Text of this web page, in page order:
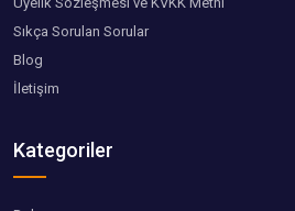
Sıkça Sorulan Sorular
Blog
İletişim
Kategoriler